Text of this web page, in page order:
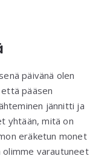
päivänä olen
pääsen
jännitti ja
yhtään, mitä on
eräketun monet
olimme varautuneet